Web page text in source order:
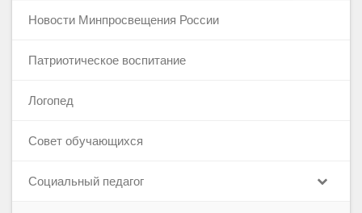
Новости Минпросвещения России
Патриотическое воспитание
Логопед
Совет обучающихся
Социальный педагог